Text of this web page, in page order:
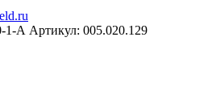
1-А Артикул: 005.020.129